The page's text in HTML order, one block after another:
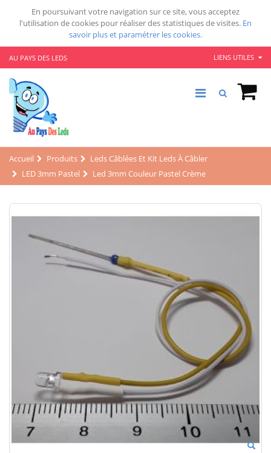
En poursuivant votre navigation sur ce site, vous acceptez
l'utilisation de cookies pour réaliser des statistiques de visites. En
savoir plus et paramétrer les cookies.
AU PAYS DES LEDS LIENS UTILES
Accueil Produits
Leds Câblées Et Kit Leds À Câbler
LED 3mm Pastel
Led 3mm Couleur Pastel Crème